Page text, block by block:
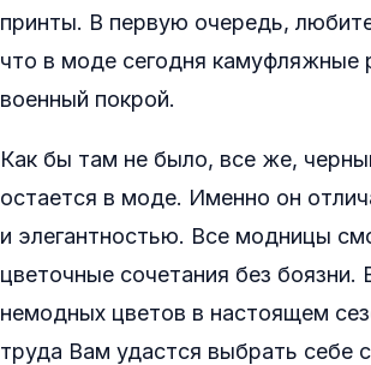
принты. В первую очередь,
что в моде сегодня
военный покрой.
Как бы там не было, все же,
остается в моде. Именно он
и элегантностью. Все модницы
цветочные сочетания без боязни.
немодных цветов в настоящем
труда Вам удастся выбрать себе